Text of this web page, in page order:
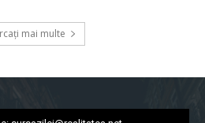
mai multe